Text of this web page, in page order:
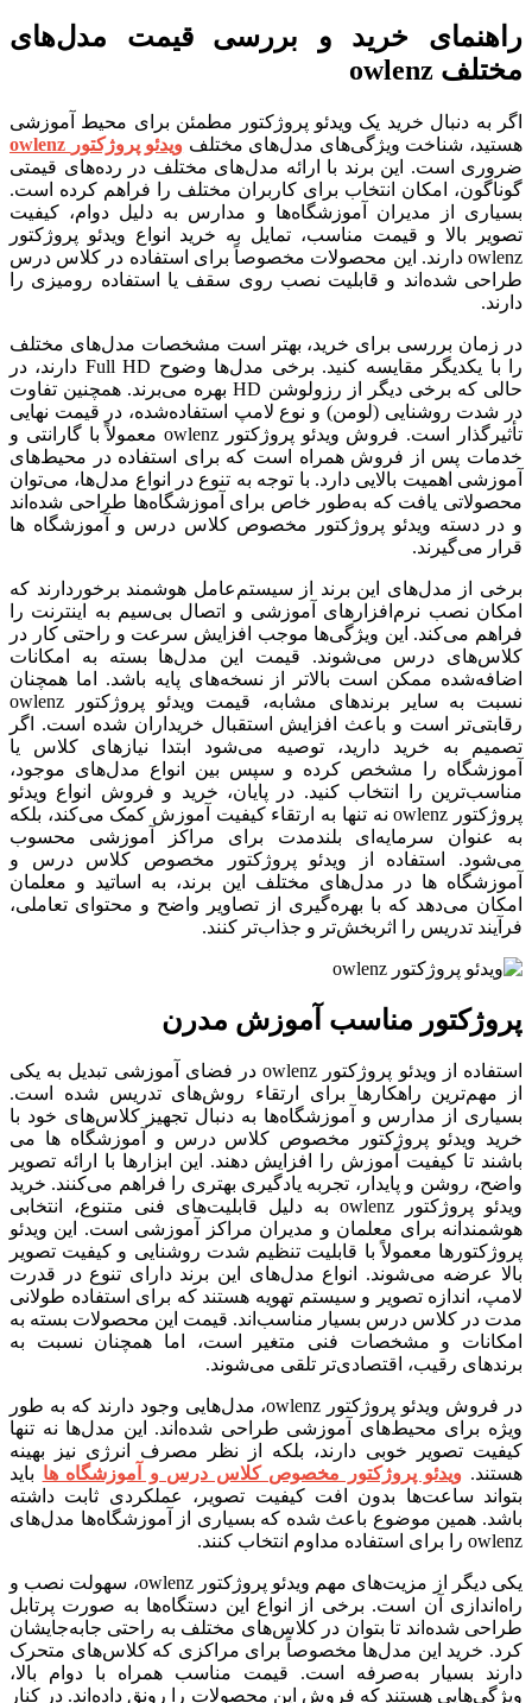
راهنمای خرید و بررسی قیمت مدل‌های
مختلف owlenz
اگر به دنبال خرید یک ویدئو پروژکتور مطمئن برای محیط آموزشی
هستید، شناخت ویژگی‌های مدل‌های مختلف ویدئو پروژکتور
ضروری است. این برند با ارائه مدل‌های مختلف در رده‌های قیمتی
گوناگون، امکان انتخاب برای کاربران مختلف را فراهم کرده است.
بسیاری از مدیران آموزشگاه‌ها و مدارس به دلیل دوام، کیفیت
تصویر بالا و قیمت مناسب، تمایل به خرید انواع ویدئو پروژکتور
owlenz دارند. این محصولات مخصوصاً برای استفاده در کلاس درس
طراحی شده‌اند و قابلیت نصب روی سقف یا استفاده رومیزی را
دارند.
در زمان بررسی برای خرید، بهتر است مشخصات مدل‌های مختلف
را با یکدیگر مقایسه کنید. برخی مدل‌ها وضوح Full HD دارند، در
حالی که برخی دیگر از رزولوشن HD بهره می‌برند. همچنین تفاوت
در شدت روشنایی (لومن) و نوع لامپ استفاده‌شده، در قیمت نهایی
تأثیرگذار است. فروش ویدئو پروژکتور owlenz معمولاً با گارانتی و
خدمات پس از فروش همراه است که برای استفاده در محیط‌های
آموزشی اهمیت بالایی دارد. با توجه به تنوع در انواع مدل‌ها، می‌توان
محصولاتی یافت که به‌طور خاص برای آموزشگاه‌ها طراحی شده‌اند
و در دسته ویدئو پروژکتور مخصوص کلاس درس و آموزشگاه ها
قرار می‌گیرند.
برخی از مدل‌های این برند از سیستم‌عامل هوشمند برخوردارند که
امکان نصب نرم‌افزارهای آموزشی و اتصال بی‌سیم به اینترنت را
فراهم می‌کند. این ویژگی‌ها موجب افزایش سرعت و راحتی کار در
کلاس‌های درس می‌شوند. قیمت این مدل‌ها بسته به امکانات
اضافه‌شده ممکن است بالاتر از نسخه‌های پایه باشد. اما همچنان
نسبت به سایر برندهای مشابه، قیمت ویدئو پروژکتور owlenz
رقابتی‌تر است و باعث افزایش استقبال خریداران شده است. اگر
تصمیم به خرید دارید، توصیه می‌شود ابتدا نیازهای کلاس یا
آموزشگاه را مشخص کرده و سپس بین انواع مدل‌های موجود،
مناسب‌ترین را انتخاب کنید. در پایان، خرید و فروش انواع ویدئو
پروژکتور owlenz نه تنها به ارتقاء کیفیت آموزش کمک می‌کند، بلکه
به عنوان سرمایه‌ای بلندمدت برای مراکز آموزشی محسوب
می‌شود. استفاده از ویدئو پروژکتور مخصوص کلاس درس و
آموزشگاه ها در مدل‌های مختلف این برند، به اساتید و معلمان
امکان می‌دهد که با بهره‌گیری از تصاویر واضح و محتوای تعاملی،
فرآیند تدریس را اثربخش‌تر و جذاب‌تر کنند.
پروژکتور مناسب آموزش مدرن
استفاده از ویدئو پروژکتور owlenz در فضای آموزشی تبدیل به یکی
از مهم‌ترین راهکارها برای ارتقاء روش‌های تدریس شده است.
بسیاری از مدارس و آموزشگاه‌ها به دنبال تجهیز کلاس‌های خود با
خرید ویدئو پروژکتور مخصوص کلاس درس و آموزشگاه ها می
باشند تا کیفیت آموزش را افزایش دهند. این ابزارها با ارائه تصویر
واضح، روشن و پایدار، تجربه یادگیری بهتری را فراهم می‌کنند. خرید
ویدئو پروژکتور owlenz به دلیل قابلیت‌های فنی متنوع، انتخابی
هوشمندانه برای معلمان و مدیران مراکز آموزشی است. این ویدئو
پروژکتورها معمولاً با قابلیت تنظیم شدت روشنایی و کیفیت تصویر
بالا عرضه می‌شوند. انواع مدل‌های این برند دارای تنوع در قدرت
لامپ، اندازه تصویر و سیستم تهویه هستند که برای استفاده طولانی
مدت در کلاس درس بسیار مناسب‌اند. قیمت این محصولات بسته به
امکانات و مشخصات فنی متغیر است، اما همچنان نسبت به
برندهای رقیب، اقتصادی‌تر تلقی می‌شوند.
در فروش ویدئو پروژکتور owlenz، مدل‌هایی وجود دارند که به طور
ویژه برای محیط‌های آموزشی طراحی شده‌اند. این مدل‌ها نه تنها
کیفیت تصویر خوبی دارند، بلکه از نظر مصرف انرژی نیز بهینه
هستند. ویدئو پروژکتور مخصوص کلاس درس و آموزشگاه ها باید
بتواند ساعت‌ها بدون افت کیفیت تصویر، عملکردی ثابت داشته
باشد. همین موضوع باعث شده که بسیاری از آموزشگاه‌ها مدل‌های
owlenz را برای استفاده مداوم انتخاب کنند.
یکی دیگر از مزیت‌های مهم ویدئو پروژکتور owlenz، سهولت نصب و
راه‌اندازی آن است. برخی از انواع این دستگاه‌ها به صورت پرتابل
طراحی شده‌اند تا بتوان در کلاس‌های مختلف به راحتی جابه‌جایشان
کرد. خرید این مدل‌ها مخصوصاً برای مراکزی که کلاس‌های متحرک
دارند بسیار به‌صرفه است. قیمت مناسب همراه با دوام بالا،
ویژگی‌هایی هستند که فروش این محصولات را رونق داده‌اند. در کنار